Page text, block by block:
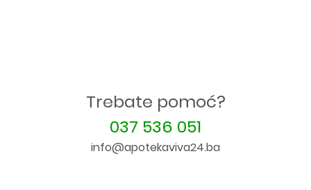
Trebate pomoć?
037 536 051
info@apotekaviva24.ba